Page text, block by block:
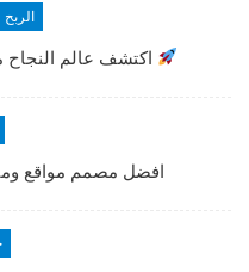
الربح
اكتشف عالم النجاح
افضل مصمم مواقع